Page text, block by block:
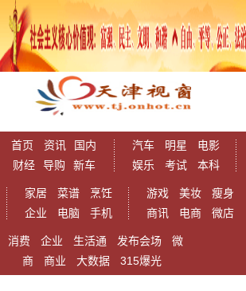
首页 资讯
国内
财经
导购 新车
汽车 明星
电影
娱乐
考试 本科
家居 菜谱
烹饪
企业
电脑 手机
游戏 美妆
瘦身
商讯
电商 微店
消费 企业 生活通 发布会场
微
商
商业 大数据 315爆光